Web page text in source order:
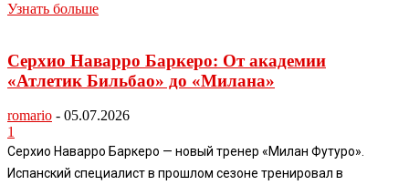
Узнать больше
Серхио Наварро Баркеро: От академии
«Атлетик Бильбао» до «Милана»
romario - 05.07.2026
1
Серхио Наварро Баркеро — новый тренер «Милан Футуро».
Испанский специалист в прошлом сезоне тренировал в